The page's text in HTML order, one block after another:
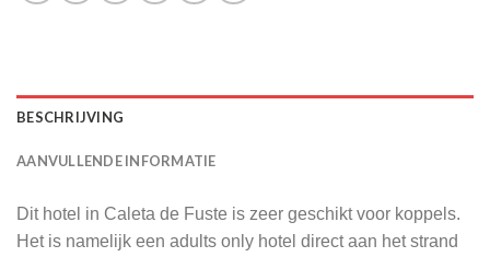
BESCHRIJVING
AANVULLENDE INFORMATIE
Dit hotel in Caleta de Fuste is zeer geschikt voor koppels.
Het is namelijk een adults only hotel direct aan het strand